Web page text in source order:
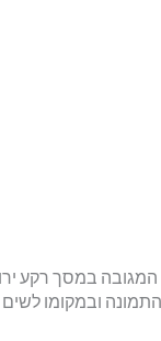
המגובה במסך רקע
ובמקומו לשים